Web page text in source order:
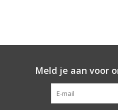
Meld je aan voor